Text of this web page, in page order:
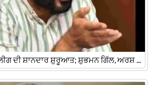
ਦੀ ਸ਼ਾਨਦਾਰ ਸ਼ੁਰੂਆਤ; ਸ਼ੁਭਮਨ ਗਿੱਲ, ਅਰਸ਼ ...